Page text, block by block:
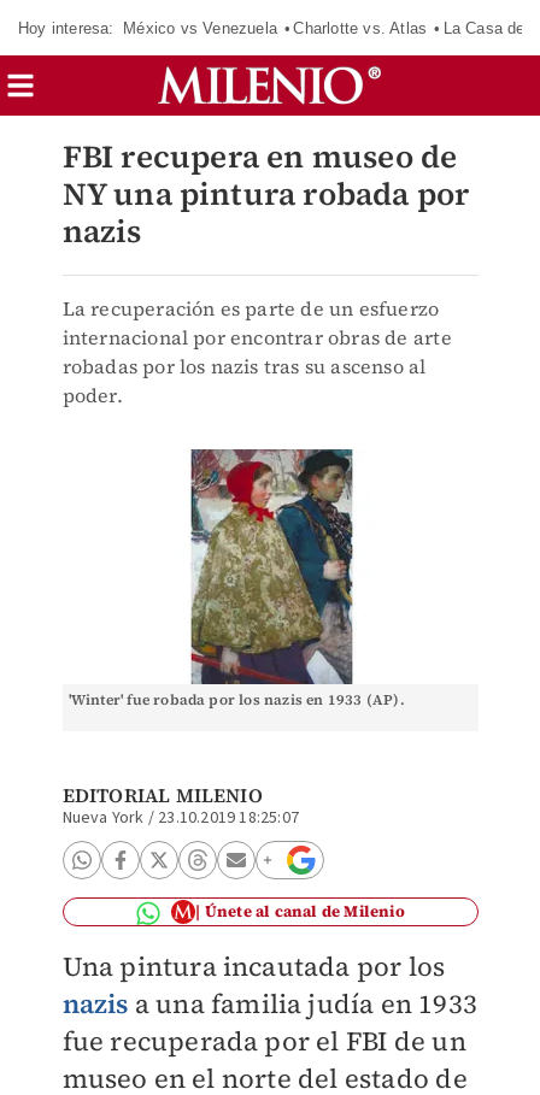
Hoy interesa: México vs Venezuela Charlotte vs. Atlas La Casa de
FBI recupera en museo de
NY una pintura robada por
nazis
La recuperación es parte de un esfuerzo
internacional por encontrar obras de arte
robadas por los nazis tras su ascenso al
poder.
'Winter' fue robada por los nazis en 1933 (AP).
EDITORIAL MILENIO
Nueva York / 23.10.2019 18:25:07
Únete al canal de Milenio
Una pintura incautada por los
nazis a una familia judía en 1933
fue recuperada por el FBI de un
museo en el norte del estado de